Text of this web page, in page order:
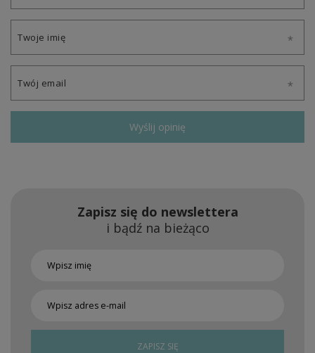
Twoje imię
Twój email
Wyślij opinię
Zapisz się do newslettera
i bądź na bieżąco
ZAPISZ SIĘ